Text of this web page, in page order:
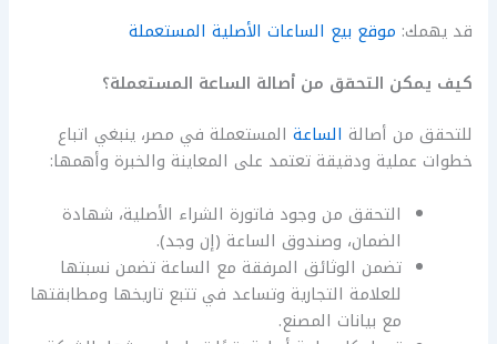
قد يهمك: موقع بيع الساعات الأصلية المستعملة
كيف يمكن التحقق من أصالة الساعة المستعملة؟
للتحقق من أصالة الساعة المستعملة في مصر، ينبغي اتباع
خطوات عملية ودقيقة تعتمد على المعاينة والخبرة وأهمها:
التحقق من وجود فاتورة الشراء الأصلية، شهادة
الضمان، وصندوق الساعة (إن وجد).
تضمن الوثائق المرفقة مع الساعة تضمن نسبتها
للعلامة التجارية وتساعد في تتبع تاريخها ومطابقتها
مع بيانات المصنع.